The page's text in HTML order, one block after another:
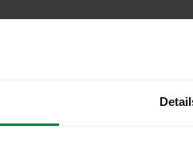
measuring 400x120x120mm.
for your bottles but also